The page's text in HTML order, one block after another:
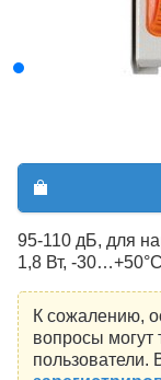
95-110 дБ, для
1,8 Вт, -
К сожалению,
вопросы могут
пользователи.